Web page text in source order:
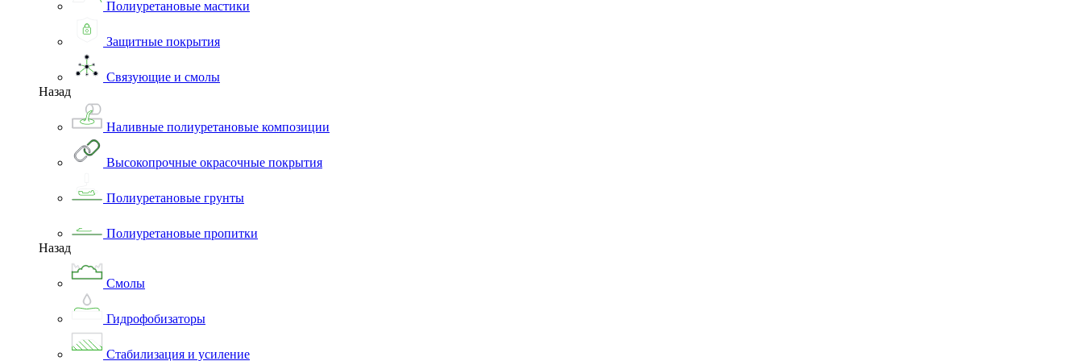
Полиуретановые мастики
Защитные покрытия
Связующие и смолы
Назад
Наливные полиуретановые композиции
Высокопрочные окрасочные покрытия
Полиуретановые грунты
Полиуретановые пропитки
Назад
Смолы
Гидрофобизаторы
Стабилизация и усиление